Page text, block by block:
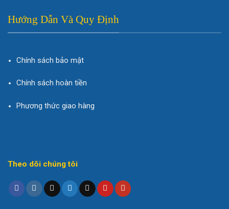
Hướng Dẫn Và Quy Định
Chính sách bảo mật
Chính sách hoàn tiền
Phương thức giao hàng
Theo dõi chúng tôi